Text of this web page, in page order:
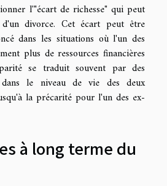
l'"écart de richesse" qui peut
divorce. Cet écart peut être
dans les situations où l'un des
plus de ressources financières
se traduit souvent par des
dans le niveau de vie des deux
la précarité pour l'un des ex-
à long terme du